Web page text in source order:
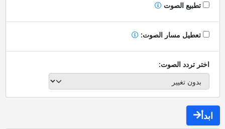
تطبيع الصوت
تعطيل مسار الصوت:
اختر تردد الصوت:
ابدأ